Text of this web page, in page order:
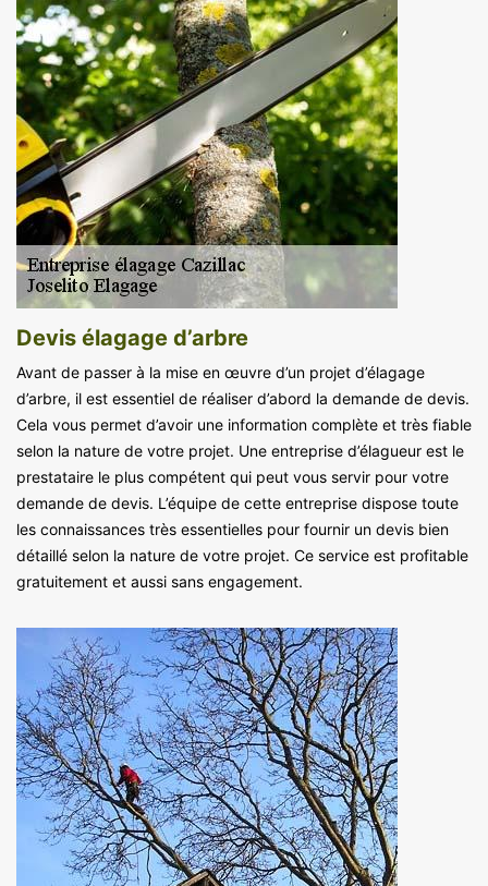
Devis élagage d’arbre
Avant de passer à la mise en œuvre d’un projet d’élagage
d’arbre, il est essentiel de réaliser d’abord la demande de devis.
Cela vous permet d’avoir une information complète et très fiable
selon la nature de votre projet. Une entreprise d’élagueur est le
prestataire le plus compétent qui peut vous servir pour votre
demande de devis. L’équipe de cette entreprise dispose toute
les connaissances très essentielles pour fournir un devis bien
détaillé selon la nature de votre projet. Ce service est profitable
gratuitement et aussi sans engagement.